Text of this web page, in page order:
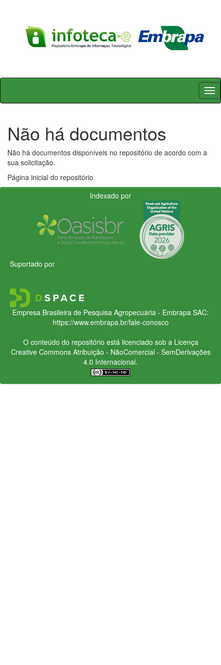
Skip
Não há documentos
Não há documentos disponíveis no repositório de acordo com a
sua solicitação.
Página inicial do repositório
Indexado por
Suportado por
Empresa Brasileira de Pesquisa Agropecuária - Embrapa SAC:
https://www.embrapa.br/fale-conosco
O conteúdo do repositório está licenciado sob a Licença
Creative CommonsAtribuição - NãoComercial - SemDerivações
4.0 Internacional.